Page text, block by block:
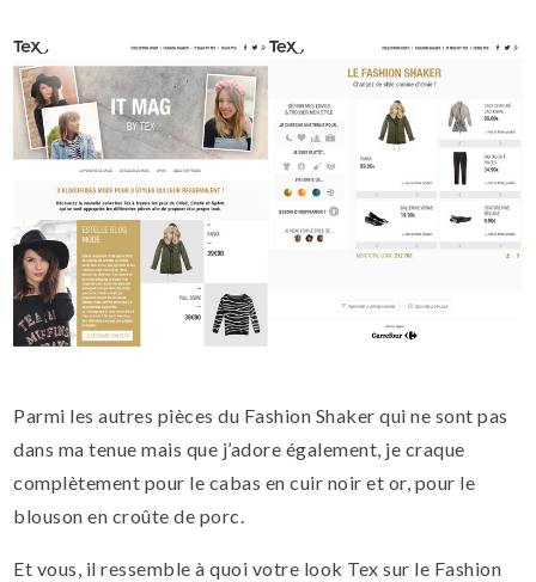
Parmi les autres pièces du Fashion Shaker qui ne sont pas
dans ma tenue mais que j’adore également, je craque
complètement pour le cabas en cuir noir et or, pour le
blouson en croûte de porc.
Et vous, il ressemble à quoi votre look Tex sur le Fashion